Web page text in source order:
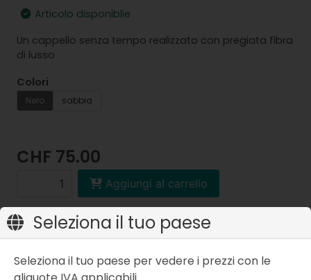
Articolo disponiblie
Un cappello senza tempo realizzato con pregiata fibra
di lusso
Colori
Nero sabbia
CHF 75.00
Aggiungi al carrello
Prezzo c.IVA
Seleziona il tuo paese
Seleziona il tuo paese per vedere i prezzi con le